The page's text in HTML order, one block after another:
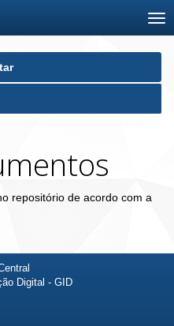
repositório de acordo com a
Digital - GID